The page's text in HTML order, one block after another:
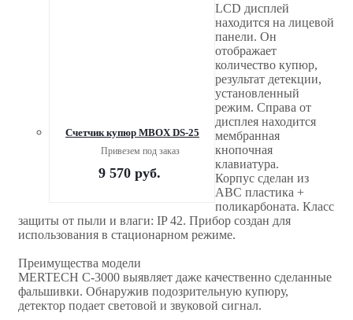
Счетчик купюр MBOX DS-25
Привезем под заказ
9 570 руб.
LCD дисплей
находится на лицевой
панели. Он
отображает
количество купюр,
результат детекции,
установленный
режим. Справа от
дисплея находится
мембранная
кнопочная
клавиатура.
Корпус сделан из
АВС пластика +
поликарбоната. Класс
защиты от пыли и влаги: IP 42. Прибор создан для
использования в стационарном режиме.
Преимущества модели
MERTECH C-3000 выявляет даже качественно сделанные
фальшивки. Обнаружив подозрительную купюру,
детектор подает световой и звуковой сигнал.